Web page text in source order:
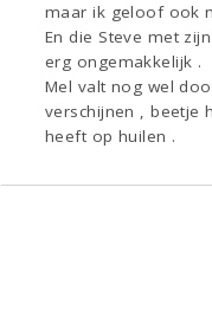
maar ik geloof ook
En die Steve met
erg ongemakkelijk .
Mel valt nog wel
verschijnen , beetje
heeft op huilen .